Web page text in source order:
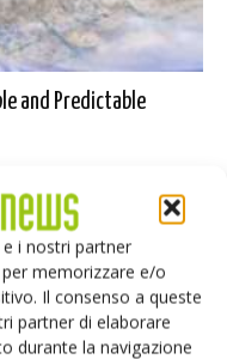
i nostri partner
memorizzare e/o
Il consenso a queste
partner di elaborare
durante la navigazione
and Predictable